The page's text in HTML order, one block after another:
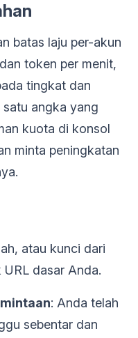
batas laju per-akun
token per menit,
tingkat dan
angka yang
kuota di konsol
minta peningkatan
atau kunci dari
dasar Anda.
: Anda telah
sebentar dan